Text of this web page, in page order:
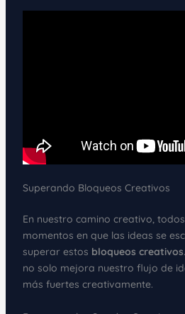
Superando Bloqueos Creativos
En nuestro camino creativo,
momentos en que las ideas se
superar estos bloqueos creativos
no solo mejora nuestro flujo de
más fuertes creativamente.